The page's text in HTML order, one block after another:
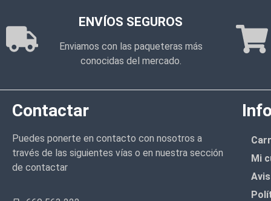
ENVÍOS SEGUROS
Enviamos con las paqueteras más
conocidas del mercado.
Contactar
Puedes ponerte en contacto con nosotros a
través de las siguientes vías o en nuestra sección
de contactar
Mi